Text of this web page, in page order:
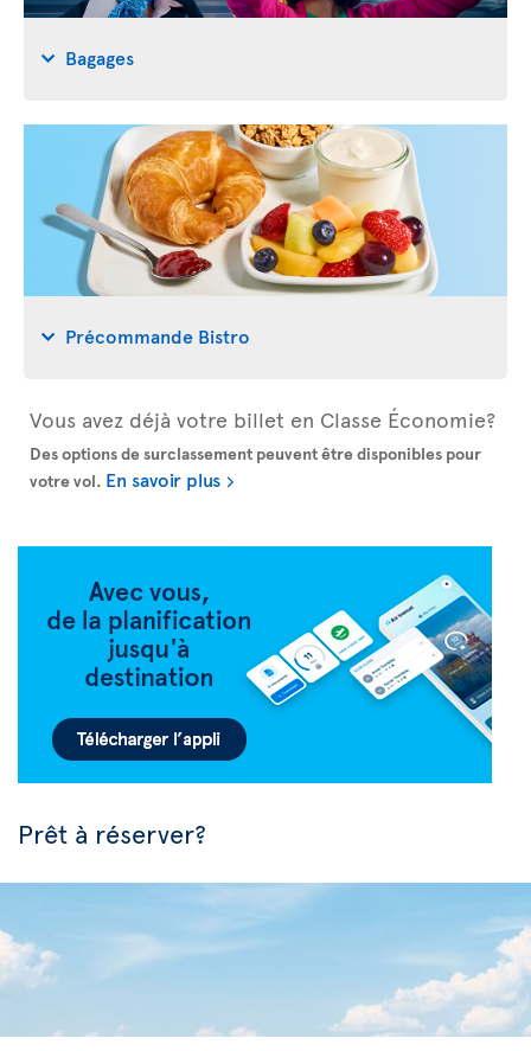
Bagages
Précommande Bistro
Vous avez déjà votre billet en Classe Économie?
Des options de surclassement peuvent être disponibles pour
votre vol. En savoir plus
Prêt à réserver?